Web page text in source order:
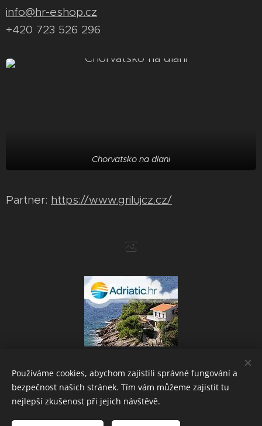
info@hr-eshop.cz
+420 723 526 296
Chorvatsko na dlani
Partner: https://www.grilujcz.cz/
Powered byWebnode Cookies
Používáme cookies, abychom zajistili správné fungování a
bezpečnost našich stránek. Tím vám můžeme zajistit tu
nejlepší zkušenost při jejich návštěvě.